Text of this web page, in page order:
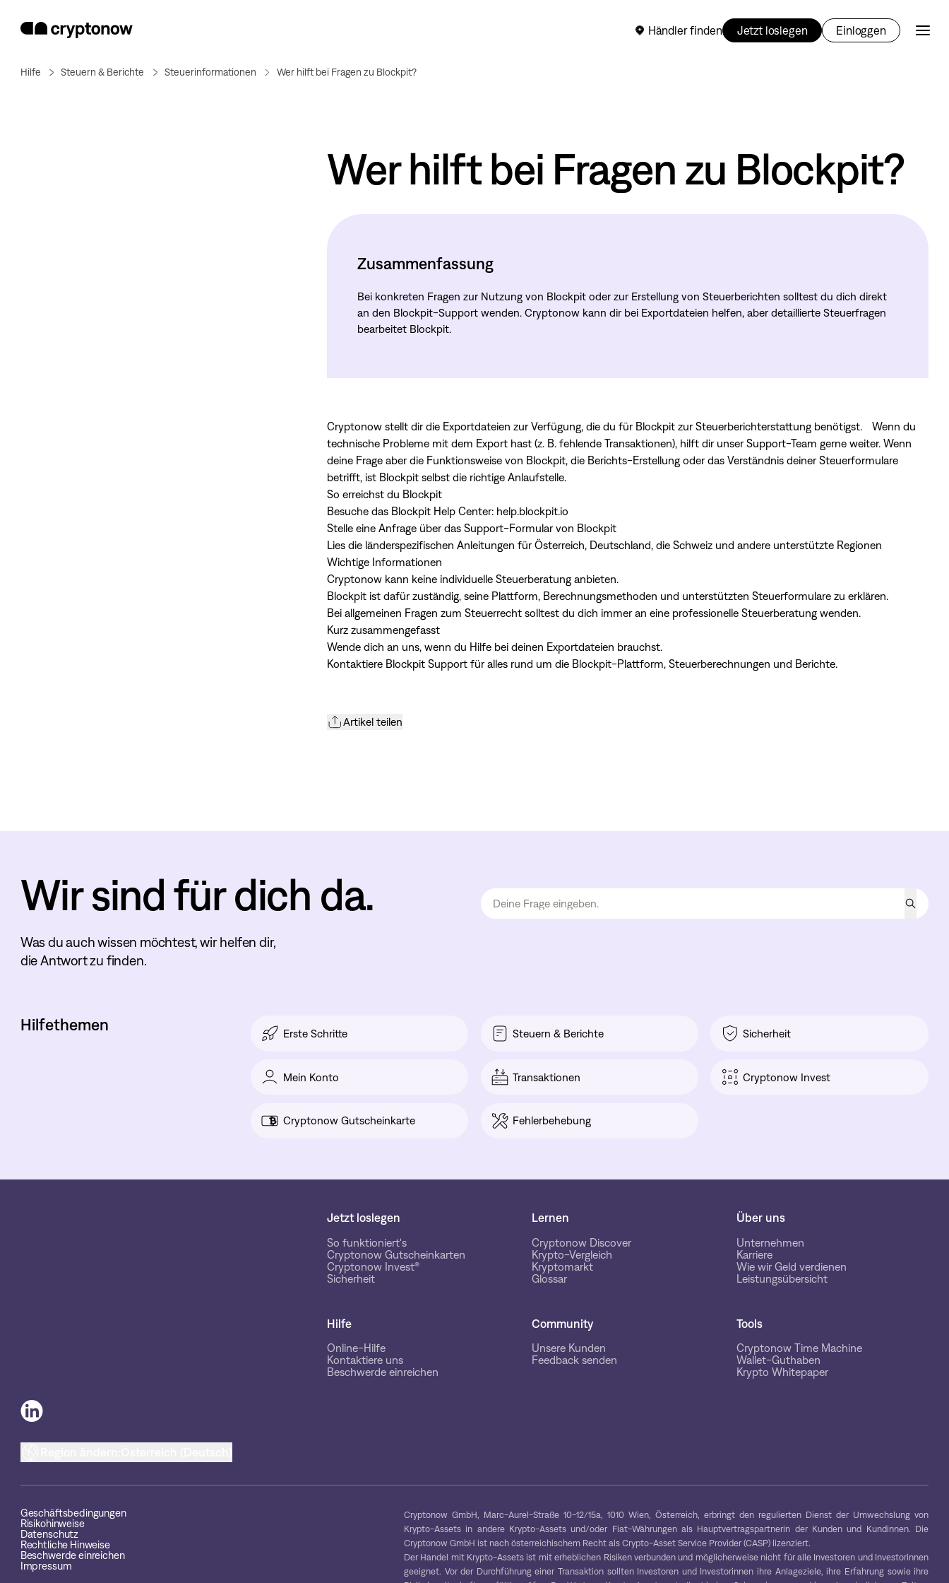
Händler finden Jetzt loslegen Einloggen
Hilfe Steuern & Berichte Steuerinformationen Wer hilft bei Fragen zu Blockpit?
Wer hilft bei Fragen zu Blockpit?
Zusammenfassung
Bei konkreten Fragen zur Nutzung von Blockpit oder zur Erstellung von Steuerberichten solltest du dich direkt
an den Blockpit-Support wenden. Cryptonow kann dir bei Exportdateien helfen, aber detaillierte Steuerfragen
bearbeitet Blockpit.
Cryptonow stellt dir die Exportdateien zur Verfügung, die du für Blockpit zur Steuerberichterstattung benötigst. Wenn du
technische Probleme mit dem Export hast (z. B. fehlende Transaktionen), hilft dir unser Support-Team gerne weiter. Wenn
deine Frage aber die Funktionsweise von Blockpit, die Berichts-Erstellung oder das Verständnis deiner Steuerformulare
betrifft, ist Blockpit selbst die richtige Anlaufstelle.
So erreichst du Blockpit
Besuche das Blockpit Help Center: help.blockpit.io
Stelle eine Anfrage über das Support-Formular von Blockpit
Lies die länderspezifischen Anleitungen für Österreich, Deutschland, die Schweiz und andere unterstützte Regionen
Wichtige Informationen
Cryptonow kann keine individuelle Steuerberatung anbieten.
Blockpit ist dafür zuständig, seine Plattform, Berechnungsmethoden und unterstützten Steuerformulare zu erklären.
Bei allgemeinen Fragen zum Steuerrecht solltest du dich immer an eine professionelle Steuerberatung wenden.
Kurz zusammengefasst
Wende dich an uns, wenn du Hilfe bei deinen Exportdateien brauchst.
Kontaktiere Blockpit Support für alles rund um die Blockpit-Plattform, Steuerberechnungen und Berichte.
Artikel teilen
Wir sind für dich da.
Was du auch wissen möchtest, wir helfen dir,
die Antwort zu finden.
Hilfethemen Erste Schritte Steuern & Berichte Sicherheit
Mein Konto Transaktionen Cryptonow Invest
Cryptonow Gutscheinkarte Fehlerbehebung
Jetzt loslegen
So funktioniert's
Cryptonow Gutscheinkarten
Cryptonow Invest®
Sicherheit
Lernen
Cryptonow Discover
Krypto-Vergleich
Kryptomarkt
Glossar
Über uns
Unternehmen
Karriere
Wie wir Geld verdienen
Leistungsübersicht
Hilfe
Online-Hilfe
Kontaktiere uns
Beschwerde einreichen
Community
Unsere Kunden
Feedback senden
Tools
Cryptonow Time Machine
Wallet-Guthaben
Krypto Whitepaper
Geschäftsbedingungen
Risikohinweise
Datenschutz
Rechtliche Hinweise
Beschwerde einreichen
Impressum
Cryptonow GmbH, Marc-Aurel-Straße 10-12/15a, 1010 Wien, Österreich, erbringt den regulierten Dienst der Umwechslung von
Krypto-Assets in andere Krypto-Assets und/oder Fiat-Währungen als Hauptvertragspartnerin der Kunden und Kundinnen. Die
Cryptonow GmbH ist nach österreichischem Recht als Crypto-Asset Service Provider (CASP) lizenziert.
Der Handel mit Krypto-Assets ist mit erheblichen Risiken verbunden und möglicherweise nicht für alle Investoren und Investorinnen
geeignet. Vor der Durchführung einer Transaktion sollten Investoren und Investorinnen ihre Anlageziele, ihre Erfahrung sowie ihre